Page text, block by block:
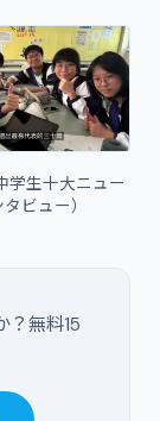
学生十大ニュー
ビュー）
？無料15